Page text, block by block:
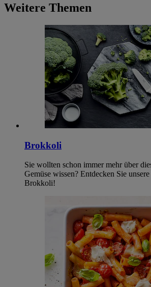
Weitere Themen
Brokkoli
Sie wollten schon immer mehr über
Gemüse wissen? Entdecken Sie
Brokkoli!